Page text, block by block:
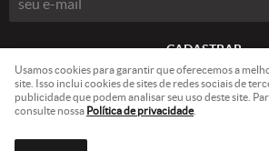
CADASTRAR
Nelson Puszczynski 84152109904
Usamos cookies para garantir que oferecemos a
site. Isso inclui cookies de sites de redes sociais de
publicidade que podem analisar seu uso deste site.
consulte nossa Política de privacidade.